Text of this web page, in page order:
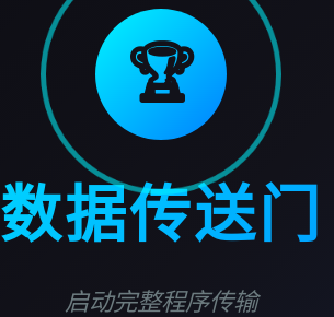
🏆
数据传送门
启动完整程序传输